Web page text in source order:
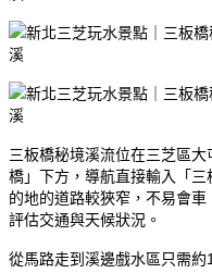
三板橋秘境溪流位在三芝區
橋」下方，導航直接輸入「
的地的道路較狹窄，不易會
評估交通與天候狀況。
從馬路走到溪邊戲水區只需